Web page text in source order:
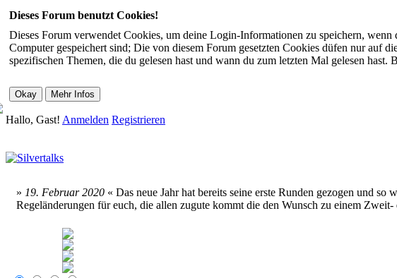
Dieses Forum benutzt Cookies!
Dieses Forum verwendet Cookies, um deine Login-Informationen zu speichern,
Computer gespeichert sind; Die von diesem Forum gesetzten Cookies düfen nur auf
spezifischen Themen, die du gelesen hast und wann du zum letzten Mal gelesen hast.
Hallo, Gast! Anmelden Registrieren
» 19. Februar 2020 « Das neue Jahr hat bereits seine erste Runden gezogen und
Regeländerungen für euch, die allen zugute kommt die den Wunsch zu einem